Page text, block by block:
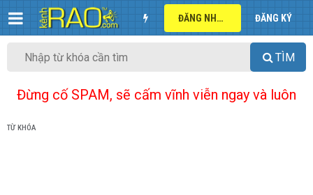
ĐĂNG NHẬP ĐĂNG KÝ
TÌM
Đừng cố SPAM, sẽ cấm vĩnh viễn ngay và luôn
TỪ KHÓA